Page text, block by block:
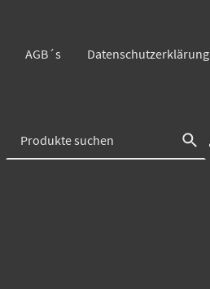
AGB´s Datenschutzerklärung